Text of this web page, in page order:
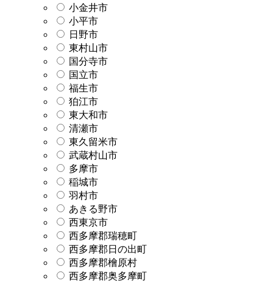
小金井市
小平市
日野市
東村山市
国分寺市
国立市
福生市
狛江市
東大和市
清瀬市
東久留米市
武蔵村山市
多摩市
稲城市
羽村市
あきる野市
西東京市
西多摩郡瑞穂町
西多摩郡日の出町
西多摩郡檜原村
西多摩郡奥多摩町